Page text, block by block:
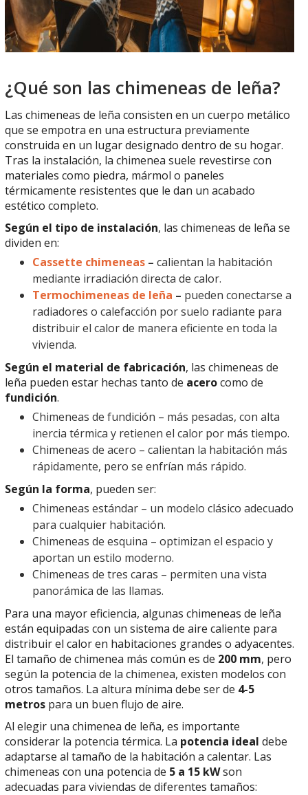
¿Qué son las chimeneas de leña?
Las chimeneas de leña consisten en un cuerpo metálico
que se empotra en una estructura previamente
construida en un lugar designado dentro de su hogar.
Tras la instalación, la chimenea suele revestirse con
materiales como piedra, mármol o paneles
térmicamente resistentes que le dan un acabado
estético completo.
Según el tipo de instalación, las chimeneas de leña se
dividen en:
Cassette chimeneas – calientan la habitación
mediante irradiación directa de calor.
Termochimeneas de leña – pueden conectarse a
radiadores o calefacción por suelo radiante para
distribuir el calor de manera eficiente en toda la
vivienda.
Según el material de fabricación, las chimeneas de
leña pueden estar hechas tanto de acerocomo de
fundición.
Chimeneas de fundición – más pesadas, con alta
inercia térmica y retienen el calor por más tiempo.
Chimeneas de acero – calientan la habitación más
rápidamente, pero se enfrían más rápido.
Según la forma, pueden ser:
Chimeneas estándar – un modelo clásico adecuado
para cualquier habitación.
Chimeneas de esquina – optimizan el espacio y
aportan un estilo moderno.
Chimeneas de tres caras – permiten una vista
panorámica de las llamas.
Para una mayor eficiencia, algunas chimeneas de leña
están equipadas con un sistema de aire caliente para
distribuir el calor en habitaciones grandes o adyacentes.
El tamaño de chimenea más común es de 200 mm, pero
según la potencia de la chimenea, existen modelos con
otros tamaños. La altura mínima debe ser de 4-5
metros para un buen flujo de aire.
Al elegir una chimenea de leña, es importante
considerar la potencia térmica. La potencia ideal debe
adaptarse al tamaño de la habitación a calentar. Las
chimeneas con una potencia de 5 a 15 kWson
adecuadas para viviendas de diferentes tamaños: